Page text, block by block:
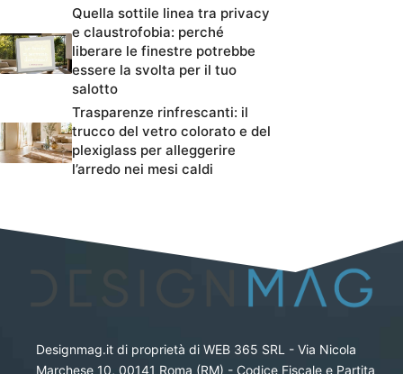
Quella sottile linea tra privacy
e claustrofobia: perché
liberare le finestre potrebbe
essere la svolta per il tuo
salotto
Trasparenze rinfrescanti: il
trucco del vetro colorato e del
plexiglass per alleggerire
l’arredo nei mesi caldi
Designmag.it di proprietà di WEB 365 SRL - Via Nicola
Marchese 10, 00141 Roma (RM) - Codice Fiscale e Partita